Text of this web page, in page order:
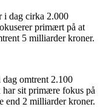
i dag cirka 2.000
primært på at
5 milliarder kroner.
omtrent 2.100
har sit primære fokus på
end 2 milliarder kroner.